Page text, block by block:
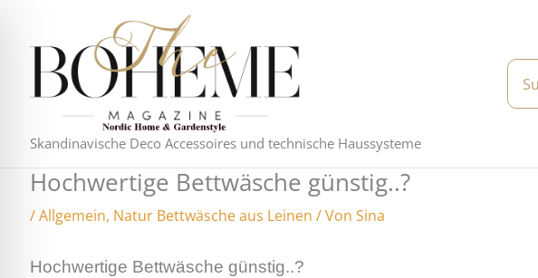
springen
Skandinavische Deco Accessoires und technische Haussysteme
for:
Hochwertige Bettwäsche günstig..?
/Allgemein, Natur Bettwäsche aus Leinen / Von Sina
Hochwertige Bettwäsche günstig..?